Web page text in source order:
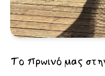
Το πρωινό μας